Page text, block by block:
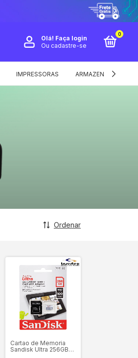
Olá! Faça login
Ou cadastre-se
0
IMPRESSORAS ARMAZENAMENTO E
Ordenar
Cartao de Memoria
Sandisk Ultra 256GB